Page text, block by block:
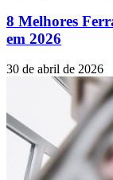
8 Melhores
em 2026
30 de abril de 2026